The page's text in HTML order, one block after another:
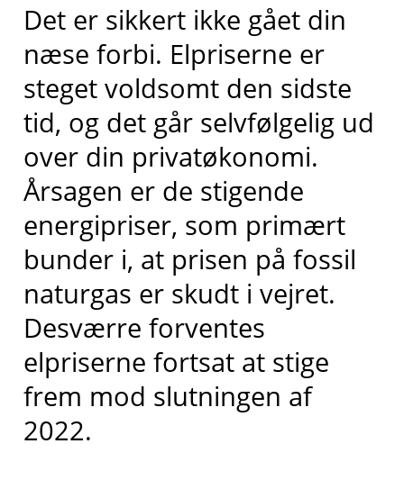
Det er sikkert ikke gået din
næse forbi. Elpriserne er
steget voldsomt den sidste
tid, og det går selvfølgelig ud
over din privatøkonomi.
Årsagen er de stigende
energipriser, som primært
bunder i, at prisen på fossil
naturgas er skudt i vejret.
Desværre forventes
elpriserne fortsat at stige
frem mod slutningen af
2022.